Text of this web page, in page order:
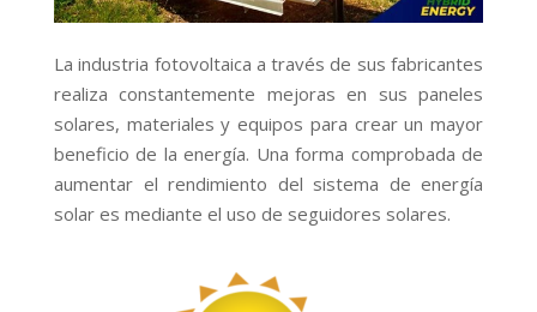
La industria fotovoltaica a través de sus fabricantes
realiza constantemente mejoras en sus paneles
solares, materiales y equipos para crear un mayor
beneficio de la energía. Una forma comprobada de
aumentar el rendimiento del sistema de energía
solar es mediante el uso de seguidores solares.